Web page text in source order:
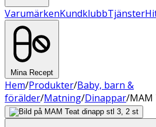
VarumärkenKundklubbTjänster
Mina Recept
Hem/Produkter/Baby, barn &
förälder/Matning/Dinappar/MAM